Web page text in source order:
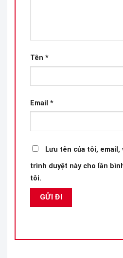
Tên *
Email *
Lưu tên của tôi,
trình duyệt này cho lần
tôi.